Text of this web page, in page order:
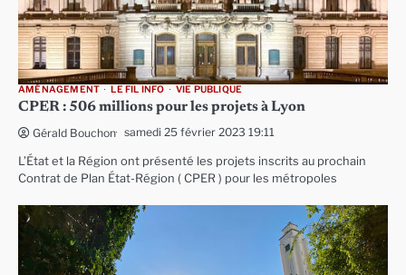
AMÉNAGEMENT LE FIL INFO VIE PUBLIQUE
CPER : 506 millions pour les projets à Lyon
Gérald Bouchon samedi 25 février 2023 19:11
L’État et la Région ont présenté les projets inscrits au prochain
Contrat de Plan État-Région ( CPER ) pour les métropoles